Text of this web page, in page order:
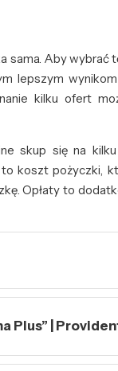
Aby wybrać
lepszym
kilku ofert
skup się na
koszt pożyczki,
Opłaty to
Plus” |